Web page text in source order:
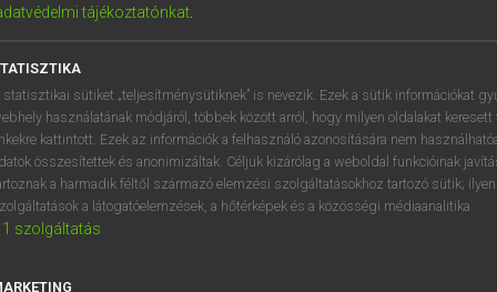
szótár
VAN ELŐFIZETÉSED?
megtekintéséhez.
tájékoztatónkat.
statisztikai sütiket „teljesítménysütiknek” is nevezik. Ezek a sütik információkat
használatának módjáról, többek között arról, hogy milyen oldalakat keresett
kattintott. Ezek az információk a felhasználó azonosítására nem
összesítettek és anonimizáltak. Céljuk kizárólag a weboldal funkcióinak
a harmadik féltől származó elemzési szolgáltatásokhoz tartozó sütik;
a látogatóelemzések, a hőtérképek és a közösségi médiaanalitika.
1 szolgáltatás
DE CN FR ES IT NL
1 2 3 4 5 6 7 8 9
q w e r t z u i
a s d f g h j k l é
í y x c v b n m , .